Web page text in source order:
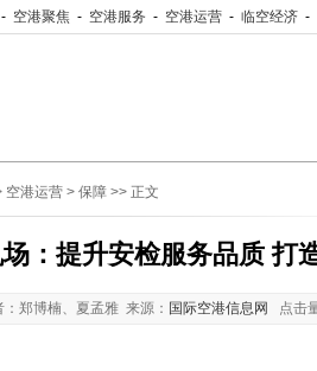
- 空港聚焦 - 空港服务 - 空港运营 - 临空经济 -
空港运营 > 保障 >> 正文
：提升安检服务品质 打
：郑博楠、夏孟雅 来源： 国际空港信息网 点击